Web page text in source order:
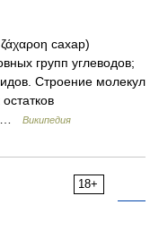
сахар)
групп углеводов;
Строение молекул
…
Википедия
18+